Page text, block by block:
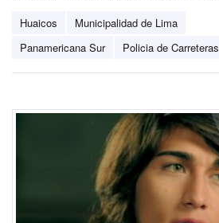
Huaicos
Municipalidad de Lima
Panamericana Sur
Policia de Carreteras